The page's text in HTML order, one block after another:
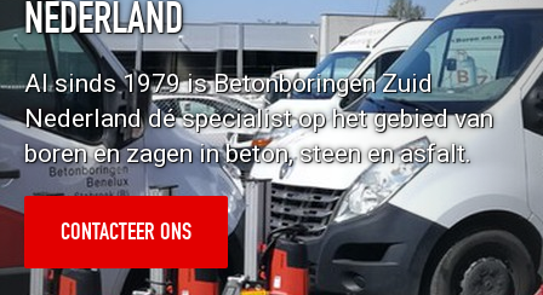
NEDERLAND
Al sinds 1979 is Betonboringen Zuid
Nederland dé specialist op het gebied van
boren en zagen in beton, steen en asfalt.
CONTACTEER ONS